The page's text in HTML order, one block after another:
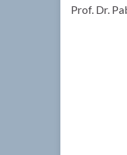
Prof. Dr.